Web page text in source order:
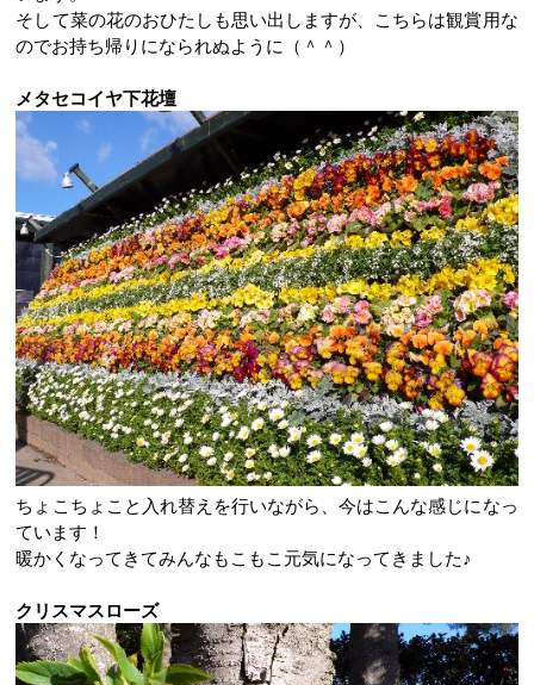
そして菜の花のおひたしも思い出しますが、こちらは観賞用な
のでお持ち帰りになられぬように（＾＾）
メタセコイヤ下花壇
ちょこちょこと入れ替えを行いながら、今はこんな感じになっ
ています！
暖かくなってきてみんなもこもこ元気になってきました♪
クリスマスローズ